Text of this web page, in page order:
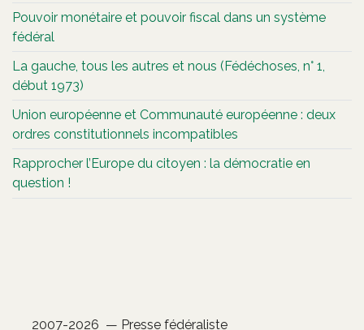
Pouvoir monétaire et pouvoir fiscal dans un système
fédéral
La gauche, tous les autres et nous (Fédéchoses, n° 1,
début 1973)
Union européenne et Communauté européenne : deux
ordres constitutionnels incompatibles
Rapprocher l’Europe du citoyen : la démocratie en
question !
2007-2026 — Presse fédéraliste